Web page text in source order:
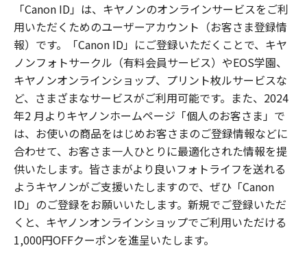
「Canon ID」は、キヤノンのオンラインサービスをご利
用いただくためのユーザーアカウント（お客さま登録情
報）です。「Canon ID」にご登録いただくことで、キヤ
ノンフォトサークル（有料会員サービス）やEOS学園、
キヤノンオンラインショップ、プリント枚ルサービスな
ど、さまざまなサービスがご利用可能です。また、2024
年2 月よりキヤノンホームページ「個人のお客さま」で
は、お使いの商品をはじめお客さまのご登録情報などに
合わせて、お客さま一人ひとりに最適化された情報を提
供いたします。皆さまがより良いフォトライフを送れる
ようキヤノンがご支援いたしますので、ぜひ「Canon
ID」のご登録をお願いいたします。新規でご登録いただ
くと、キヤノンオンラインショップでご利用いただける
1,000円OFFクーポンを進呈いたします。